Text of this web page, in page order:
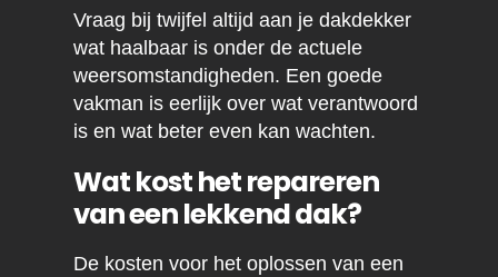
Vraag bij twijfel altijd aan je dakdekker
wat haalbaar is onder de actuele
weersomstandigheden. Een goede
vakman is eerlijk over wat verantwoord
is en wat beter even kan wachten.
Wat kost het repareren
van een lekkend dak?
De kosten voor het oplossen van een